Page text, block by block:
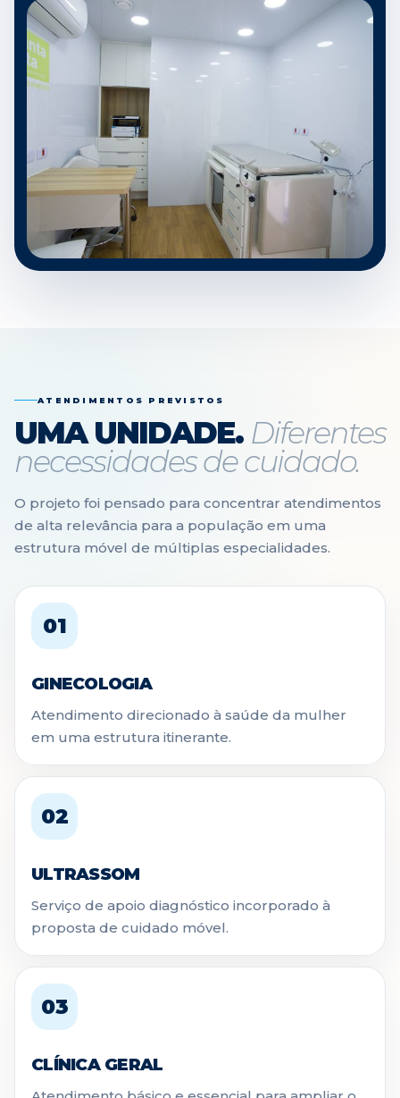
ATENDIMENTOS PREVISTOS
UMA UNIDADE. Diferentes
necessidades de cuidado.
O projeto foi pensado para concentrar atendimentos
de alta relevância para a população em uma
estrutura móvel de múltiplas especialidades.
01
GINECOLOGIA
Atendimento direcionado à saúde da mulher
em uma estrutura itinerante.
02
ULTRASSOM
Serviço de apoio diagnóstico incorporado à
proposta de cuidado móvel.
03
CLÍNICA GERAL